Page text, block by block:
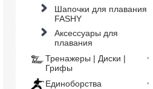
Шапочки для плавания
FASHY
Аксессуары для
плавания
Тренажеры | Диски |
Грифы
Единоборства